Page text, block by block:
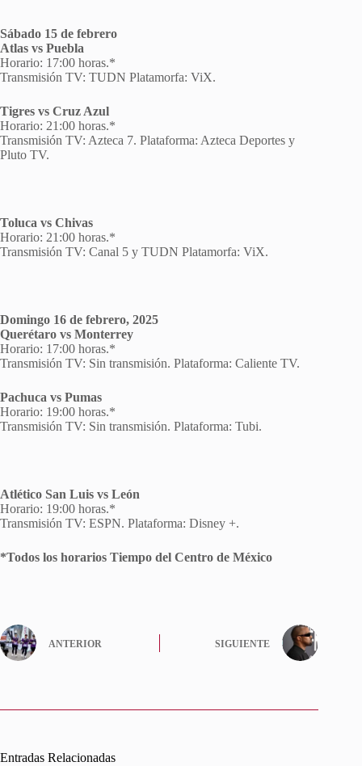
Sábado 15 de febrero
Atlas vs Puebla
Horario: 17:00 horas.*
Transmisión TV: TUDN Platamorfa: ViX.
Tigres vs Cruz Azul
Horario: 21:00 horas.*
Transmisión TV: Azteca 7. Plataforma: Azteca Deportes y
Pluto TV.
Toluca vs Chivas
Horario: 21:00 horas.*
Transmisión TV: Canal 5 y TUDN Platamorfa: ViX.
Domingo 16 de febrero, 2025
Querétaro vs Monterrey
Horario: 17:00 horas.*
Transmisión TV: Sin transmisión. Plataforma: Caliente TV.
Pachuca vs Pumas
Horario: 19:00 horas.*
Transmisión TV: Sin transmisión. Plataforma: Tubi.
Atlético San Luis vs León
Horario: 19:00 horas.*
Transmisión TV: ESPN. Plataforma: Disney +.
*Todos los horarios Tiempo del Centro de México
ANTERIOR SIGUIENTE
Entradas Relacionadas